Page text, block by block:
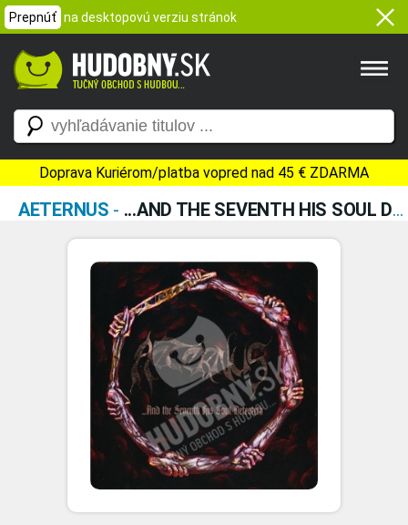
Prepnúť na desktopovú verziu stránok
Doprava Kuriérom/platba vopred nad 45 € ZDARMA
AETERNUS - ...AND THE SEVENTH HIS SOUL DETESTETH